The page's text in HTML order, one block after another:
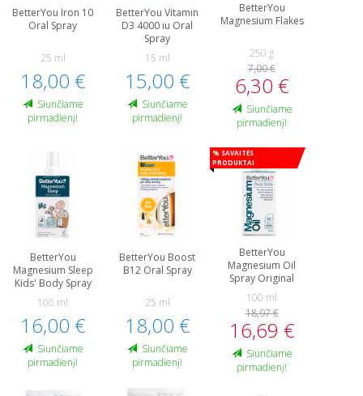
BetterYou Iron 10
Oral Spray
25 ml
18,00 €
Siunčiame
pirmadienį!
BetterYou Vitamin
D3 4000 iu Oral
Spray
15 ml
15,00 €
Siunčiame
pirmadienį!
BetterYou
Magnesium Flakes
250 g
7,00 €
6,30 €
Siunčiame
pirmadienį!
BetterYou
Magnesium Sleep
Kids' Body Spray
100 ml
16,00 €
Siunčiame
pirmadienį!
BetterYou Boost
B12 Oral Spray
25 ml
18,00 €
Siunčiame
pirmadienį!
% Savaitės
produktai
BetterYou
Magnesium Oil
Spray Original
100 ml
18,97 €
16,69 €
Siunčiame
pirmadienį!